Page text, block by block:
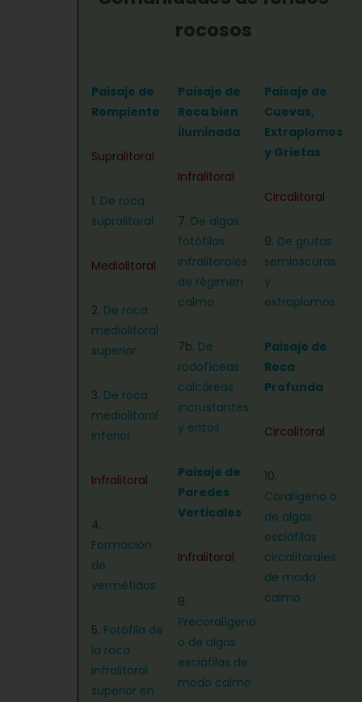
rocosos
Paisaje de
Rompiente
Supralitoral
1. De roca
supralitoral
Mediolitoral
2. De roca
mediolitoral
superior
3. De roca
mediolitoral
inferior
Infralitoral
4.
Formación
de
vermétidos
5. Fotófila de
la roca
infralitoral
superior en
Paisaje de
Roca bien
iluminada
Infralitoral
7. De algas
fotófilas
infralitorales
de régimen
calmo
7b. De
rodofíceas
calcáreas
incrustantes
y erizos
Paisaje de
Paredes
Verticales
Infralitoral
8.
Precoralígeno
o de algas
esciáfilas de
modo calmo
Paisaje de
Cuevas,
Extraplomos
y Grietas
Circalitoral
9. De grutas
semioscuras
y
extraplomos
Paisaje de
Roca
Profunda
Circalitoral
10.
Coralígeno o
de algas
esciáfilas
circalitorales
de modo
calmo